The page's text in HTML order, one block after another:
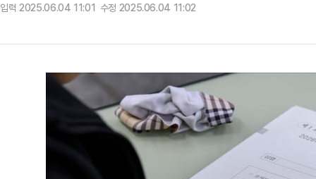
입력 2025.06.04 11:01 수정 2025.06.04 11:02